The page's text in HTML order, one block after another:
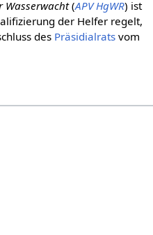
Wasserwacht(APV HgWR) ist
der Helfer regelt,
des Präsidialrats vom